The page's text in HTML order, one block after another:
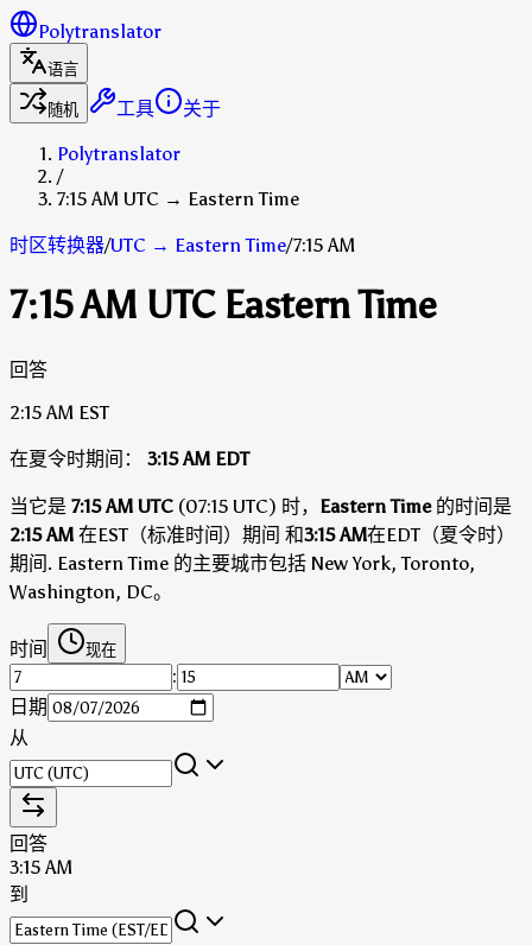
Polytranslator
语言
随机
工具
关于
Polytranslator
/
7:15 AM UTC → Eastern Time
时区转换器/UTC → Eastern Time/7:15 AM
7:15 AM UTC Eastern Time
回答
2:15 AM EST
在夏令时期间： 3:15 AM EDT
当它是 7:15 AM UTC (07:15 UTC) 时， Eastern Time的时间是
2:15 AM 在EST（标准时间）期间 和3:15 AM在EDT（夏令时）
期间. Eastern Time 的主要城市包括 New York, Toronto,
Washington, DC。
时间 现在
:
日期
从
回答
3:15 AM
到